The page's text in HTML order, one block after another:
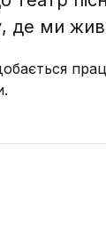
де ми